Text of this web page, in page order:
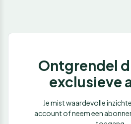
Ontgrendel
exclusieve
Je mist waardevolle
account of neem een